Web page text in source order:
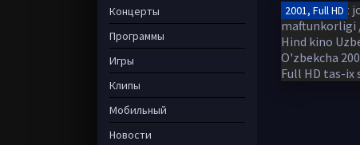
2001, Full HD
Концерты
Программы
Игры
Клипы
Мобильный
Новости